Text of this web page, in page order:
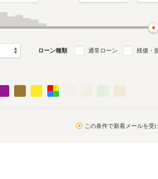
4月
ローン種類 通常ローン 残価・
この条件で新着メールを受